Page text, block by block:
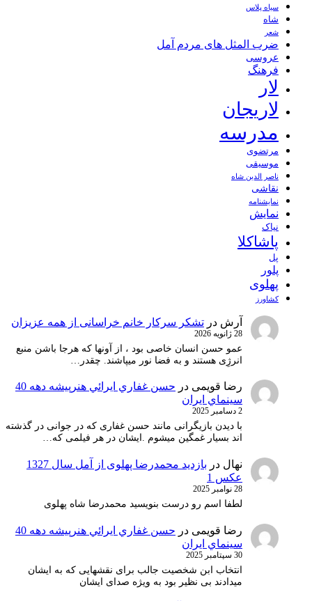
سیاه پلاس
شاه
شعر
ضرب المثل های مردم آمل
عروسی
فرهنگ
لار
لاریجان
مدرسه
مرتضوی
موسیقی
ناصر الدین شاه
نقاشی
نمايشنامه
نمایش
نیاک
پاشاکلا
پل
پلور
پهلوی
کشاورز
آرش در تشکر سرکار خانم خراسانی از همه عزیزان
28 ژانویه 2026
عمو حسن انسان خاصی بود ، از آونها که هرجا باشن منبع
انرژِی هستند و به فضا نور میپاشند. چقدر…
رضا قویمی در
حسن غفاري ايرائي هنرپيشه دهه 40
سينماي ايران
2 دسامبر 2025
با دیدن بازیگرانی مانند حسن غفاری که در جوانی در گذشته
اند بسیار غمگین میشوم .ایشان در هر فیلمی که…
نهال در
بازدید محمدرضا پهلوی از آمل سال 1327
عکس 1
28 نوامبر 2025
لطفا اسم رو درست بنویسید محمدرضا شاه پهلوی
رضا قویمی در
حسن غفاري ايرائي هنرپيشه دهه 40
سينماي ايران
30 سپتامبر 2025
انتخاب ابن شخصیت جالب برای نقشهایی که به ایشان
میدادند بی نظیر بود به ویژه صدای ایشان